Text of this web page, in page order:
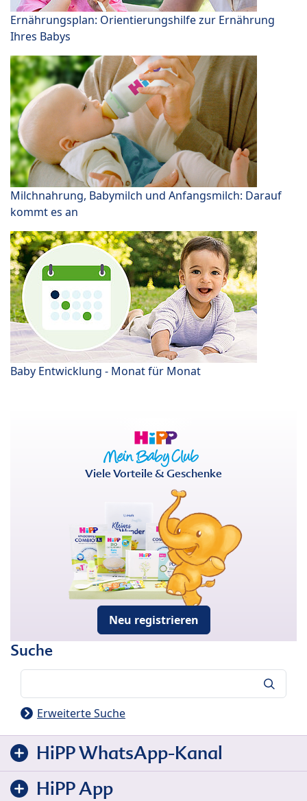
Ernährungsplan: Orientierungshilfe zur Ernährung
Ihres Babys
Milchnahrung, Babymilch und Anfangsmilch: Darauf
kommt es an
Baby Entwicklung - Monat für Monat
Viele Vorteile & Geschenke
Neu registrieren
Suche
Erweiterte Suche
HiPP WhatsApp-Kanal
HiPP App